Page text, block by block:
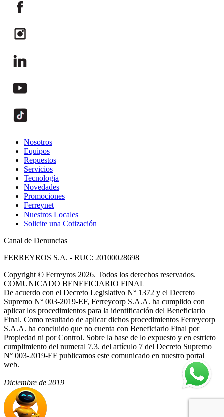
Nosotros
Equipos
Repuestos
Servicios
Tecnología
Novedades
Promociones
Ferreynet
Nuestros Locales
Solicite una Cotización
Canal de Denuncias
FERREYROS S.A. - RUC: 20100028698
Copyright © Ferreyros 2026. Todos los derechos reservados.
COMUNICADO BENEFICIARIO FINAL
De acuerdo con el Decreto Legislativo N° 1372 y el Decreto
Supremo N° 003-2019-EF, Ferreycorp S.A.A. ha cumplido con
aplicar los procedimientos para la identificación del Beneficiario
Final. Como resultado de aplicar dichos procedimientos Ferreycorp
S.A.A. ha concluido que no cuenta con Beneficiario Final por
Propiedad ni por Control. Sobre la base de lo expuesto y en estricto
cumplimiento del numeral 7.3. del artículo 7 del Decreto Supremo
N° 003-2019-EF publicamos este comunicado en nuestro portal
web.
Diciembre de 2019